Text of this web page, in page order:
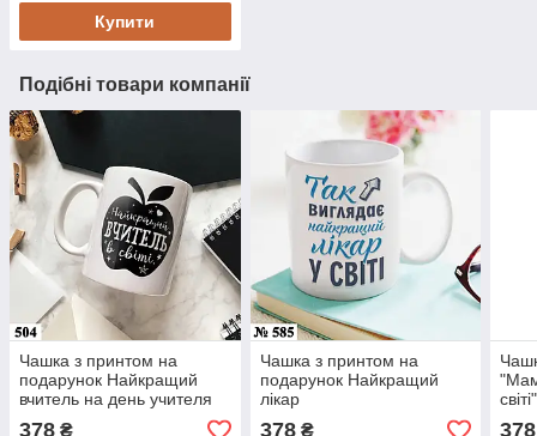
Купити
Подібні товари компанії
Чашка з принтом на
подарунок Найкращий
вчитель на день учителя
(504)
378 ₴
Чашка з принтом на
подарунок Найкращий
лікар
378₴ 378